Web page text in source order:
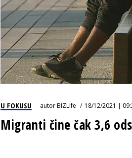
U FOKUSU autorBIZLife 18/12/2021 |
Migranti čine čak 3,6